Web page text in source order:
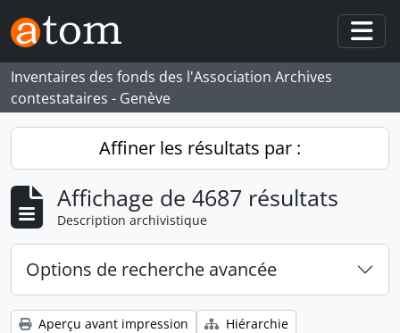
Skip to main content
Inventaires des fonds des l'Association Archives
contestataires - Genève
Affiner les résultats par :
Affichage de 4687 résultats
Description archivistique
Options de recherche avancée
Aperçu avant impression
Hiérarchie